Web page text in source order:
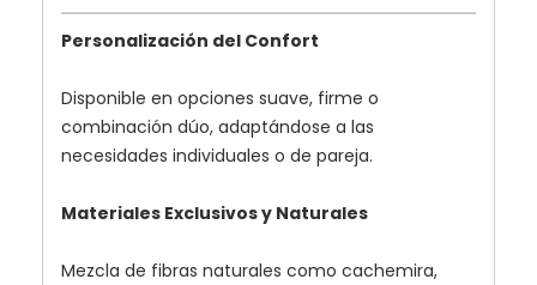
Personalización del Confort
Disponible en opciones suave, firme o
combinación dúo, adaptándose a las
necesidades individuales o de pareja.
Materiales Exclusivos y Naturales
Mezcla de fibras naturales como cachemira,